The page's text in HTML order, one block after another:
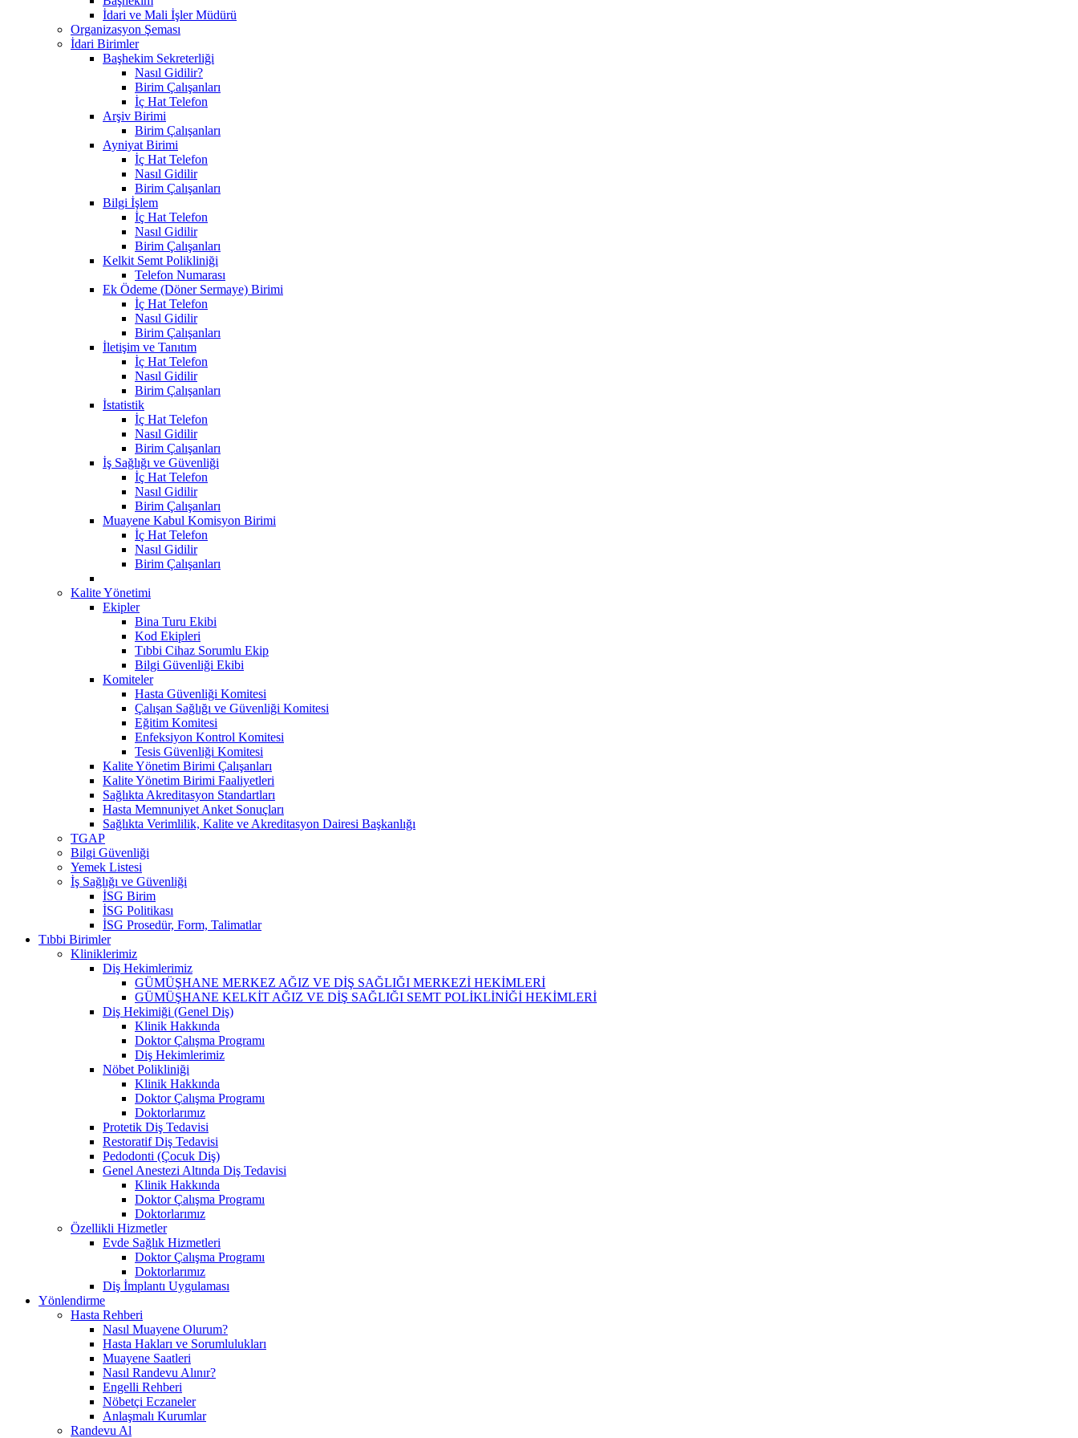
İdari ve Mali İşler Müdürü
Organizasyon Şeması
İdari Birimler
Başhekim Sekreterliği
Nasıl Gidilir?
Birim Çalışanları
İç Hat Telefon
Arşiv Birimi
Birim Çalışanları
Ayniyat Birimi
İç Hat Telefon
Nasıl Gidilir
Birim Çalışanları
Bilgi İşlem
İç Hat Telefon
Nasıl Gidilir
Birim Çalışanları
Kelkit Semt Polikliniği
Telefon Numarası
Ek Ödeme (Döner Sermaye) Birimi
İç Hat Telefon
Nasıl Gidilir
Birim Çalışanları
İletişim ve Tanıtım
İç Hat Telefon
Nasıl Gidilir
Birim Çalışanları
İstatistik
İç Hat Telefon
Nasıl Gidilir
Birim Çalışanları
İş Sağlığı ve Güvenliği
İç Hat Telefon
Nasıl Gidilir
Birim Çalışanları
Muayene Kabul Komisyon Birimi
İç Hat Telefon
Nasıl Gidilir
Birim Çalışanları
Kalite Yönetimi
Ekipler
Bina Turu Ekibi
Kod Ekipleri
Tıbbi Cihaz Sorumlu Ekip
Bilgi Güvenliği Ekibi
Komiteler
Hasta Güvenliği Komitesi
Çalışan Sağlığı ve Güvenliği Komitesi
Eğitim Komitesi
Enfeksiyon Kontrol Komitesi
Tesis Güvenliği Komitesi
Kalite Yönetim Birimi Çalışanları
Kalite Yönetim Birimi Faaliyetleri
Sağlıkta Akreditasyon Standartları
Hasta Memnuniyet Anket Sonuçları
Sağlıkta Verimlilik, Kalite ve Akreditasyon Dairesi Başkanlığı
TGAP
Bilgi Güvenliği
Yemek Listesi
İş Sağlığı ve Güvenliği
İSG Birim
İSG Politikası
İSG Prosedür, Form, Talimatlar
Tıbbi Birimler
Kliniklerimiz
Diş Hekimlerimiz
GÜMÜŞHANE MERKEZ AĞIZ VE DİŞ SAĞLIĞI MERKEZİ HEKİMLERİ
GÜMÜŞHANE KELKİT AĞIZ VE DİŞ SAĞLIĞI SEMT POLİKLİNİĞİ HEKİMLERİ
Diş Hekimiği (Genel Diş)
Klinik Hakkında
Doktor Çalışma Programı
Diş Hekimlerimiz
Nöbet Polikliniği
Klinik Hakkında
Doktor Çalışma Programı
Doktorlarımız
Protetik Diş Tedavisi
Restoratif Diş Tedavisi
Pedodonti (Çocuk Diş)
Genel Anestezi Altında Diş Tedavisi
Klinik Hakkında
Doktor Çalışma Programı
Doktorlarımız
Özellikli Hizmetler
Evde Sağlık Hizmetleri
Doktor Çalışma Programı
Doktorlarımız
Diş İmplantı Uygulaması
Yönlendirme
Hasta Rehberi
Nasıl Muayene Olurum?
Hasta Hakları ve Sorumlulukları
Muayene Saatleri
Nasıl Randevu Alınır?
Engelli Rehberi
Nöbetçi Eczaneler
Anlaşmalı Kurumlar
Randevu Al